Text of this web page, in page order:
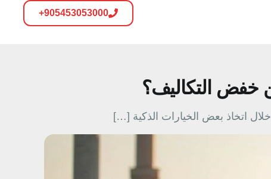
905453053000+
خفض التكاليف؟
اتخاذ بعض الخيارات الذكية […]